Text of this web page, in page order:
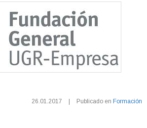
26.01.2017 Publicado en Formación